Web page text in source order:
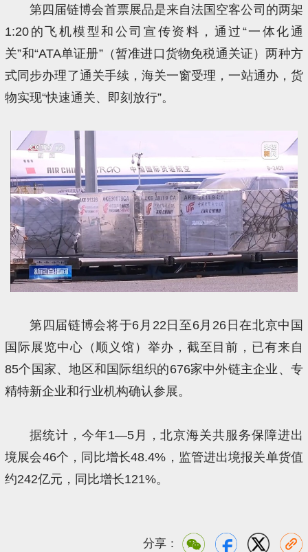
第四届链博会首票展品是来自法国空客公司的两架
1:20的飞机模型和公司宣传资料，通过“一体化通
关”和“ATA单证册”（暂准进口货物免税通关证）两种方
式同步办理了通关手续，海关一窗受理，一站通办，货
物实现“快速通关、即刻放行”。
第四届链博会将于6月22日至6月26日在北京中国
国际展览中心（顺义馆）举办，截至目前，已有来自
85个国家、地区和国际组织的676家中外链主企业、专
精特新企业和行业机构确认参展。
据统计，今年1—5月，北京海关共服务保障进出
境展会46个，同比增长48.4%，监管进出境报关单货值
约242亿元，同比增长121%。
分享：